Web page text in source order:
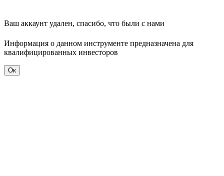
Ваш аккаунт удален, спасибо, что были с нами
Информация о данном инструменте предназначена для
квалифицированных инвесторов
Ок